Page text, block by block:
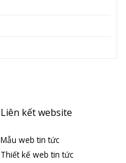
Liên kết website
Mẫu web tin tức
Thiết kế web tin tức